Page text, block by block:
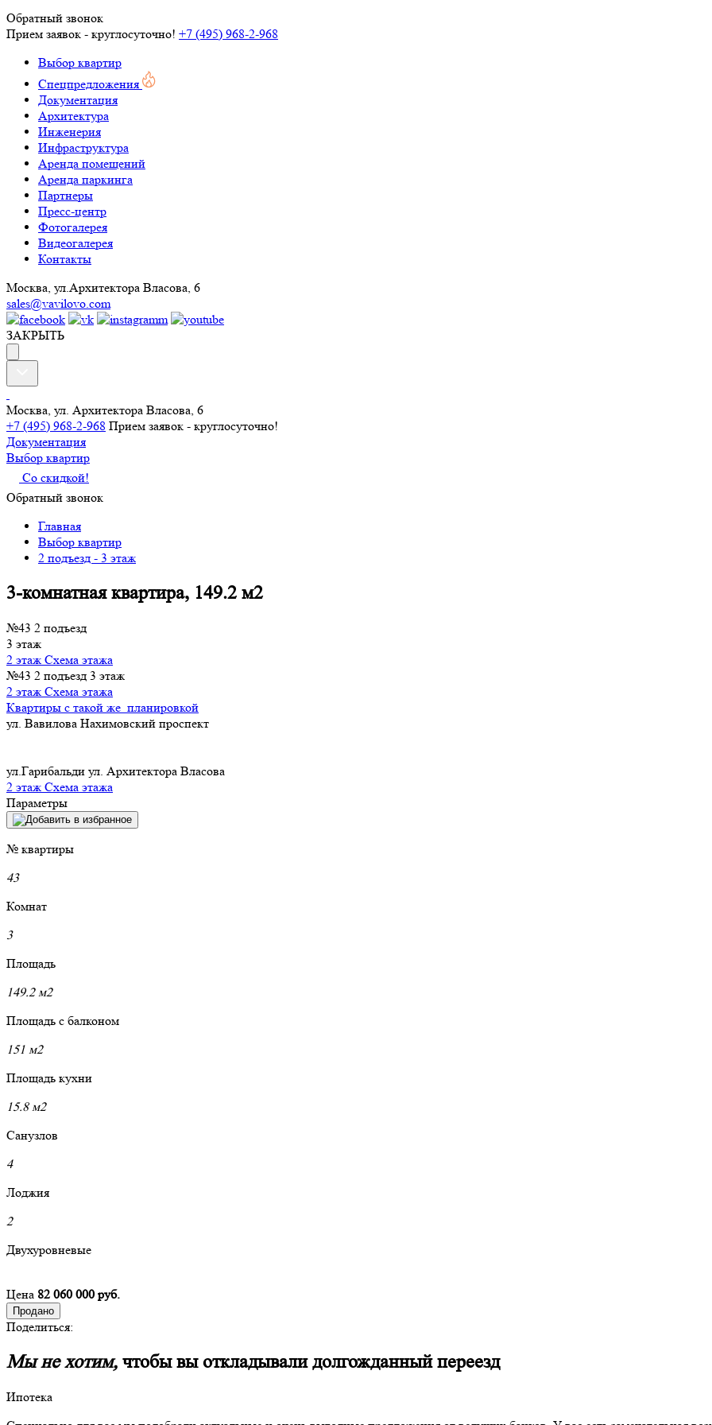
Обратный звонок
Прием заявок - круглосуточно! +7 (495) 968-2-968
Выбор квартир
Спецпредложения
Документация
Архитектура
Инженерия
Инфраструктура
Аренда помещений
Аренда паркинга
Партнеры
Пресс-центр
Фотогалерея
Видеогалерея
Контакты
Москва, ул.Архитектора Власова, 6
sales@vavilovo.com
ЗАКРЫТЬ
Москва, ул. Архитектора Власова, 6
+7 (495) 968-2-968 Прием заявок - круглосуточно!
Документация
Выбор квартир
Со скидкой!
Обратный звонок
Главная
Выбор квартир
2 подъезд - 3 этаж
3-комнатная квартира, 149.2 м2
№43 2 подъезд
3 этаж
2 этаж Схема этажа
№43 2 подъезд 3 этаж
2 этаж Схема этажа
Квартиры с такой же планировкой
ул. Вавилова Нахимовский проспект
ул.Гарибальди ул. Архитектора Власова
2 этаж Схема этажа
Параметры
№ квартиры
43
Комнат
3
Площадь
149.2 м2
Площадь с балконом
151 м2
Площадь кухни
15.8 м2
Санузлов
4
Лоджия
2
Двухуровневые
Цена 82 060 000 руб.
Продано
Поделиться:
Мы не хотим, чтобы вы откладывали долгожданный переезд
Ипотека